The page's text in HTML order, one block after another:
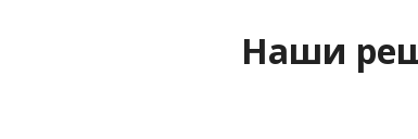
Наши